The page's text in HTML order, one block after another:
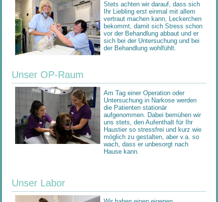
Stets achten wir darauf, dass sich
Ihr Liebling erst einmal mit allem
vertraut machen kann, Leckerchen
bekommt, damit sich Stress schon
vor der Behandlung abbaut und er
sich bei der Untersuchung und bei
der Behandlung wohlfühlt.
Unser OP-Raum
Am Tag einer Operation oder
Untersuchung in Narkose werden
die Patienten stationär
aufgenommen. Dabei bemühen wir
uns stets, den Aufenthalt für Ihr
Haustier so stressfrei und kurz wie
möglich zu gestalten, aber v.a. so
wach, dass er unbesorgt nach
Hause kann.
Unser Labor